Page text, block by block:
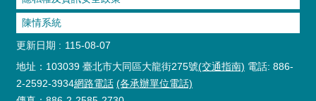
陳情系統
更新日期
115-08-07
地址：103039 臺北市大同區大龍街275號(交通指南) 電話: 886-
2-2592-3934網路電話 (各承辦單位電話)